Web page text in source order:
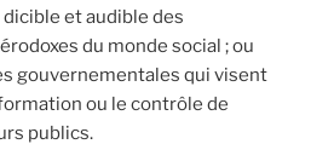
et audible des
du monde social ; ou
gouvernementales qui visent
ou le contrôle de
publics.